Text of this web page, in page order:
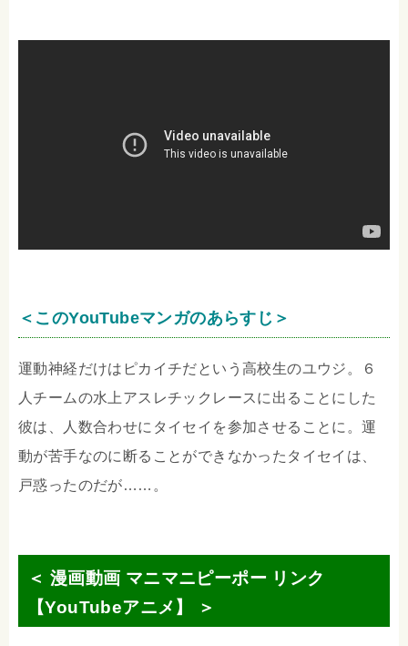
＜このYouTubeマンガのあらすじ＞
運動神経だけはピカイチだという高校生のユウジ。６
人チームの水上アスレチックレースに出ることにした
彼は、人数合わせにタイセイを参加させることに。運
動が苦手なのに断ることができなかったタイセイは、
戸惑ったのだが……。
＜ 漫画動画 マニマニピーポー リンク
【YouTubeアニメ】 ＞